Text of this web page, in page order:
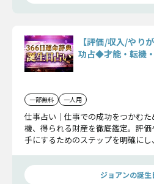
【評価/収入/やり
功占◆才能・転機
一部無料 一人用
仕事占い｜仕事での成功をつかむ
機、得られる財産を徹底鑑定。評
手にするためのステップを明確に
ジョアンの誕生